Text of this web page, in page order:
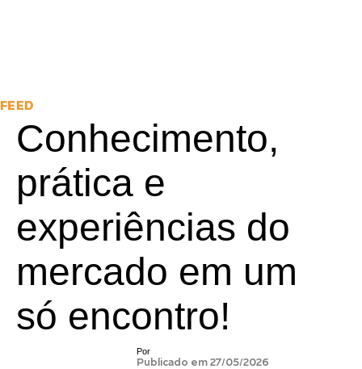
FEED
Conhecimento,
prática e
experiências do
mercado em um
só encontro!
Por
Publicado em 27/05/2026